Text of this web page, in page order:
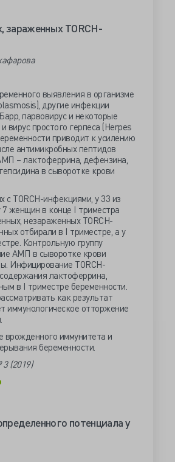
зараженных TORCH-
выявления в организме
другие инфекции
парвовирус и некоторые
вирус простого герпеса (Нerpes
приводит к усилению
антимикробных пептидов
– лактоферрина, дефензина,
в сыворотке крови
TORCH-инфекциями, у 33 из
женщин в конце I триместра
незараженных TORCH-
отбирали в I триместре, а у
Контрольную группу
АМП в сыворотке крови
Инфицирование TORCH-
лактоферрина,
в I триместре беременности.
как результат
иммунологическое отторжение
иммунитета и
беременности.
(2019)
потенциала у